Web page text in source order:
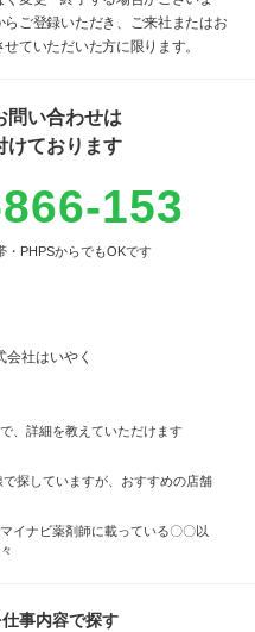
ご登録いただき、ご来社またはお
ていただいた方に限ります。
問い合わせは
けております
153
・PHPSからでもOKです
社はいやく
、詳細を教えていただけます
探していますが、おすすめの店舗
イナビ薬剤師に載っている〇〇以
事内容で探す